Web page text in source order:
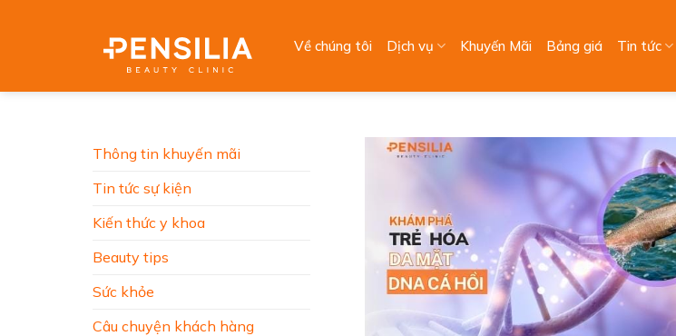
Về chúng tôi Dịch vụ Khuyến Mãi Bảng giá Tin tức
Thông tin khuyến mãi
Tin tức sự kiện
Kiến thức y khoa
Beauty tips
Sức khỏe
Câu chuyện khách hàng